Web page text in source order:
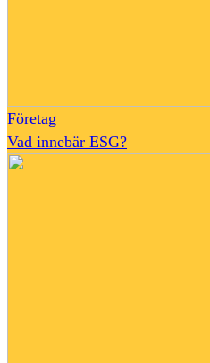
Företag
Vad innebär ESG?